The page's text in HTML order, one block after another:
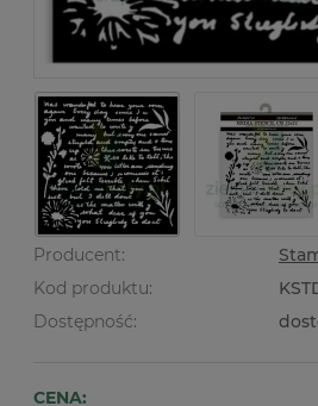
Producent:
Kod produktu:
Dostępność:
CENA: